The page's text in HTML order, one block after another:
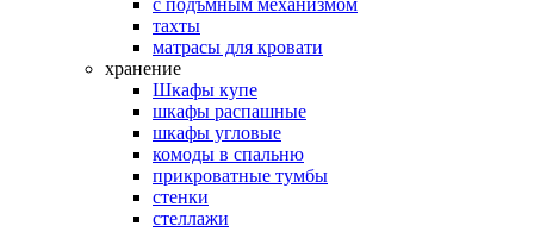
с подъмным механизмом
тахты
матрасы для кровати
хранение
Шкафы купе
шкафы распашные
шкафы угловые
комоды в спальню
прикроватные тумбы
стенки
стеллажи